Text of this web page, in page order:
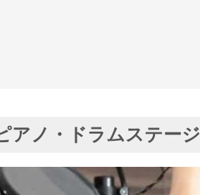
ノ・ドラムステージ